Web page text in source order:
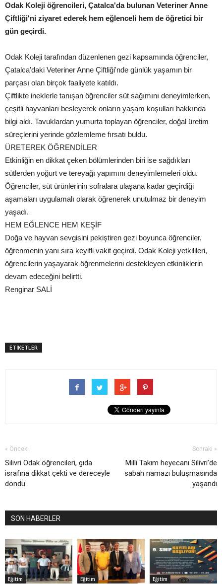
Odak Koleji öğrencileri, Çatalca'da bulunan Veteriner Anne
Çiftliği'ni ziyaret ederek hem eğlenceli hem de öğretici bir
gün geçirdi.
Odak Koleji tarafından düzenlenen gezi kapsamında öğrenciler,
Çatalca'daki Veteriner Anne Çiftliği'nde günlük yaşamın bir
parçası olan birçok faaliyete katıldı.
Çiftlikte ineklerle tanışan öğrenciler süt sağımını deneyimlerken,
çeşitli hayvanları besleyerek onların yaşam koşulları hakkında
bilgi aldı. Tavuklardan yumurta toplayan öğrenciler, doğal üretim
süreçlerini yerinde gözlemleme fırsatı buldu.
ÜRETEREK ÖĞRENDİLER
Etkinliğin en dikkat çeken bölümlerinden biri ise sağdıkları
sütlerden yoğurt ve tereyağı yapımını deneyimlemeleri oldu.
Öğrenciler, süt ürünlerinin sofralara ulaşana kadar geçirdiği
aşamaları uygulamalı olarak öğrenerek unutulmaz bir deneyim
yaşadı.
HEM EĞLENCE HEM KEŞİF
Doğa ve hayvan sevgisini pekiştiren gezi boyunca öğrenciler,
öğrenmenin yanı sıra keyifli vakit geçirdi. Odak Koleji yetkilileri,
öğrencilerin yaşayarak öğrenmelerini destekleyen etkinliklerin
devam edeceğini belirtti.
Renginar SALİ
ETİKETLER
« Önceki
Silivri Odak öğrencileri, gıda
israfına dikkat çekti ve dereceyle
döndü
Sonraki »
Milli Takım heyecanı Silivri’de
sabah namazı buluşmasında
yaşandı
SON HABERLER
Eğitim Eğitim Eğitim